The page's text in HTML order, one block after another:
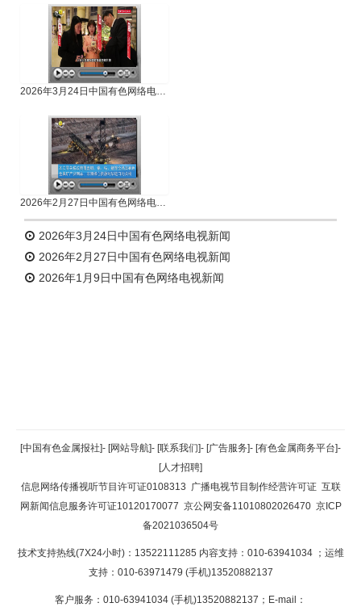
2026年3月24日中国有色网络电视新闻
2026年2月27日中国有色网络电视新闻
2026年3月24日中国有色网络电视新闻
2026年2月27日中国有色网络电视新闻
2026年1月9日中国有色网络电视新闻
返回顶部
返回首页
[中国有色金属报社]- [网站导航]- [联系我们]- [广告服务]- [有色金属商务平台]-
[人才招聘]
信息网络传播视听节目许可证0108313 广播电视节目制作经营许可证 互联
网新闻信息服务许可证10120170077 京公网安备11010802026470 京ICP
备2021036504号
技术支持热线(7X24小时)：13522111285 内容支持：010-63941034 ；运维
支持：010-63971479 (手机)13520882137
客户服务：010-63941034 (手机)13520882137；E-mail：